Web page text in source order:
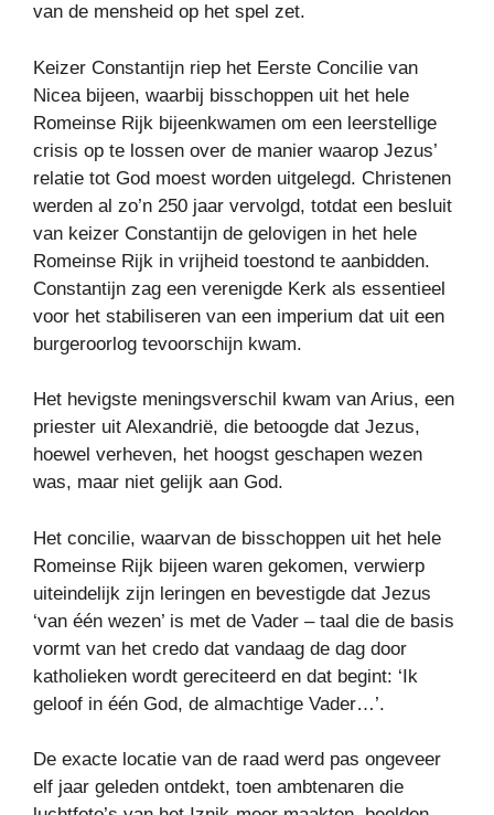
van de mensheid op het spel zet.
Keizer Constantijn riep het Eerste Concilie van
Nicea bijeen, waarbij bisschoppen uit het hele
Romeinse Rijk bijeenkwamen om een ​​leerstellige
crisis op te lossen over de manier waarop Jezus’
relatie tot God moest worden uitgelegd. Christenen
werden al zo’n 250 jaar vervolgd, totdat een besluit
van keizer Constantijn de gelovigen in het hele
Romeinse Rijk in vrijheid toestond te aanbidden.
Constantijn zag een verenigde Kerk als essentieel
voor het stabiliseren van een imperium dat uit een
burgeroorlog tevoorschijn kwam.
Het hevigste meningsverschil kwam van Arius, een
priester uit Alexandrië, die betoogde dat Jezus,
hoewel verheven, het hoogst geschapen wezen
was, maar niet gelijk aan God.
Het concilie, waarvan de bisschoppen uit het hele
Romeinse Rijk bijeen waren gekomen, verwierp
uiteindelijk zijn leringen en bevestigde dat Jezus
‘van één wezen’ is met de Vader – taal die de basis
vormt van het credo dat vandaag de dag door
katholieken wordt gereciteerd en dat begint: ‘Ik
geloof in één God, de almachtige Vader…’.
De exacte locatie van de raad werd pas ongeveer
elf jaar geleden ontdekt, toen ambtenaren die